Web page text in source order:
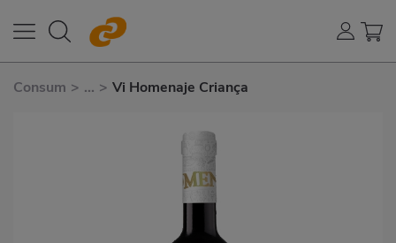
Consum > ... > Vi Homenaje Criança